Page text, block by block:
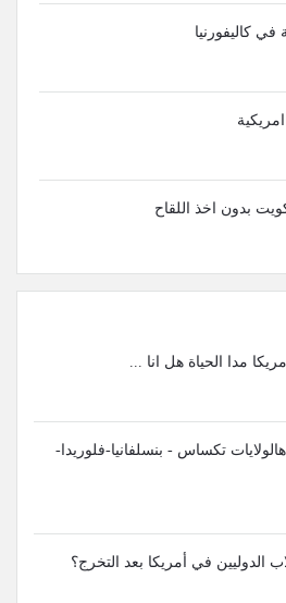
كاليفورنيا
بدون اخذ اللقاح
مدا الحياة هل انا ...
تكساس - بنسلفانيا-فلوريدا-
الدوليين في أمريكا بعد التخرج؟